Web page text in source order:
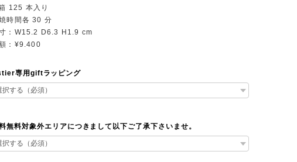
125 本入り
時間各 30 分
：W15.2 D6.3 H1.9 cm
：¥9.400
専用giftラッピング
無料対象外エリアにつきまして以下ご了承下さいませ。